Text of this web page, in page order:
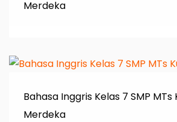
Merdeka
Bahasa Inggris Kelas 7 SMP MTs
Merdeka